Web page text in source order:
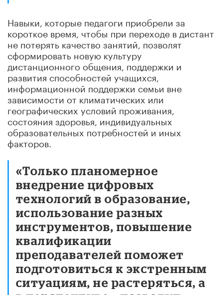
Навыки, которые педагоги приобрели за
короткое время, чтобы при переходе в дистант
не потерять качество занятий, позволят
сформировать новую культуру
дистанционного общения, поддержки и
развития способностей учащихся,
информационной поддержки семьи вне
зависимости от климатических или
географических условий проживания,
состояния здоровья, индивидуальных
образовательных потребностей и иных
факторов.
«Только планомерное
внедрение цифровых
технологий в образование,
использование разных
инструментов, повышение
квалификации
преподавателей поможет
подготовиться к экстренным
ситуациям, не растеряться, а